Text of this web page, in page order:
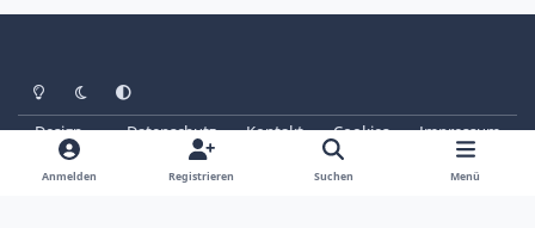
Heller ModusDunkler Modus
Systemeinstellung
Design Datenschutz Kontakt Cookies
Impressum
© Copyright 2025 - SAABoteure e. V.
Powered by Invision Community
Anmelden Registrieren Suchen Menü